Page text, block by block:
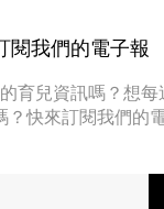
閱我們的電子報
育兒資訊嗎？想每
？快來訂閱我們的